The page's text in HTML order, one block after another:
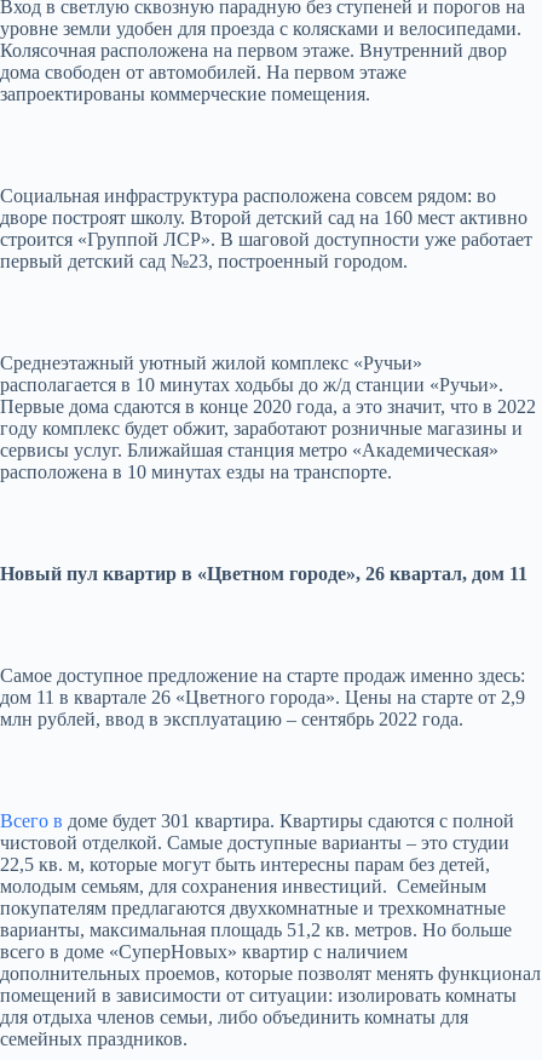
Вход в светлую сквозную парадную без ступеней и порогов на
уровне земли удобен для проезда с колясками и велосипедами.
Колясочная расположена на первом этаже. Внутренний двор
дома свободен от автомобилей. На первом этаже
запроектированы коммерческие помещения.
Социальная инфраструктура расположена совсем рядом: во
дворе построят школу. Второй детский сад на 160 мест активно
строится «Группой ЛСР». В шаговой доступности уже работает
первый детский сад №23, построенный городом.
Среднеэтажный уютный жилой комплекс «Ручьи»
располагается в 10 минутах ходьбы до ж/д станции «Ручьи».
Первые дома сдаются в конце 2020 года, а это значит, что в 2022
году комплекс будет обжит, заработают розничные магазины и
сервисы услуг. Ближайшая станция метро «Академическая»
расположена в 10 минутах езды на транспорте.
Новый пул квартир в «Цветном городе», 26 квартал, дом 11
Самое доступное предложение на старте продаж именно здесь:
дом 11 в квартале 26 «Цветного города». Цены на старте от 2,9
млн рублей, ввод в эксплуатацию – сентябрь 2022 года.
Всего в доме будет 301 квартира. Квартиры сдаются с полной
чистовой отделкой. Самые доступные варианты – это студии
22,5 кв. м, которые могут быть интересны парам без детей,
молодым семьям, для сохранения инвестиций. Семейным
покупателям предлагаются двухкомнатные и трехкомнатные
варианты, максимальная площадь 51,2 кв. метров. Но больше
всего в доме «СуперНовых» квартир с наличием
дополнительных проемов, которые позволят менять функционал
помещений в зависимости от ситуации: изолировать комнаты
для отдыха членов семьи, либо объединить комнаты для
семейных праздников.